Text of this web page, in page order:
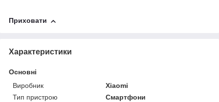
Приховати
Характеристики
Основні
Виробник
Xiaomi
Тип пристрою
Смартфони